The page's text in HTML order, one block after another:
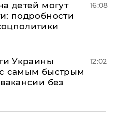
детей могут
подробности
16:08
Украины
самым быстрым
без
12:02